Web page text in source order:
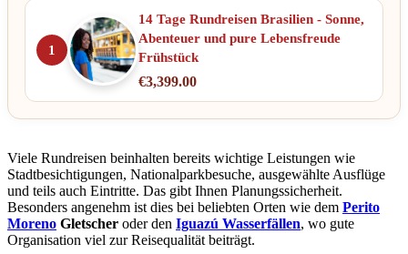
1
14 Tage Rundreisen Brasilien - Sonne,
Abenteuer und pure Lebensfreude
Frühstück
€3,399.00
Viele Rundreisen beinhalten bereits wichtige Leistungen wie
Stadtbesichtigungen, Nationalparkbesuche, ausgewählte Ausflüge
und teils auch Eintritte. Das gibt Ihnen Planungssicherheit.
Besonders angenehm ist dies bei beliebten Orten wie dem Perito
Moreno Gletscher oder den Iguazú Wasserfällen, wo gute
Organisation viel zur Reisequalität beiträgt.